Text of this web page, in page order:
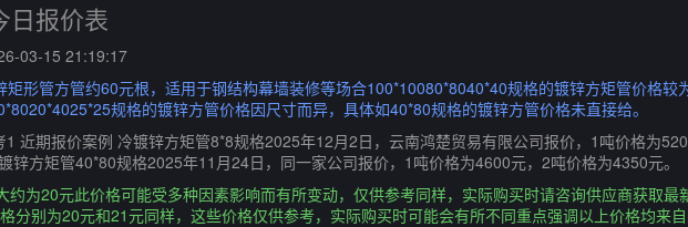
日报价表
03-15 21:19:17
形管方管约60元根，适用于钢结构幕墙装修等场合100*10080*8040*40规格的镀锌方矩管价格较
规格的镀锌方管价格因尺寸而异，具体如40*80规格的镀锌方管价格未直接给。
近期报价案例 冷镀锌方矩管8*8规格2025年12月2日，云南鸿楚贸易有限公司报价，1吨价格为
锌方矩管40*80规格2025年11月24日，同一家公司报价，1吨价格为4600元，2吨价格为4350元。
约为20元此价格可能受多种因素影响而有所变动，仅供参考同样，实际购买时请咨询供应商获取最
分别为20元和21元同样，这些价格仅供参考，实际购买时可能会有所不同重点强调以上价格均来